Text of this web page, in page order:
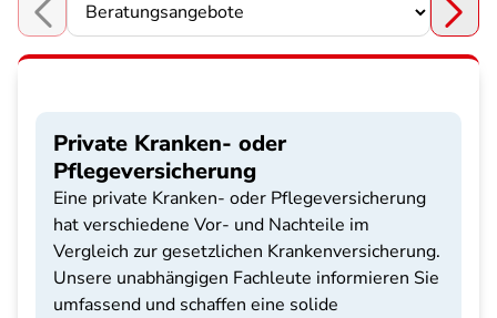
Choose a section
Private Kranken- oder
Pflegeversicherung
Eine private Kranken- oder Pflegeversicherung
hat verschiedene Vor- und Nachteile im
Vergleich zur gesetzlichen Krankenversicherung.
Unsere unabhängigen Fachleute informieren Sie
umfassend und schaffen eine solide